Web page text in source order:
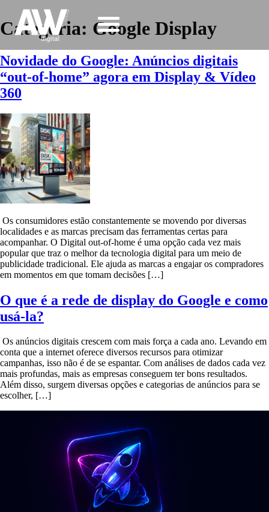
Categoria: Google Display
Novidade do Google: Anúncios digitais
“out-of-home” agora em Display & Vídeo
360
Os consumidores estão constantemente se movendo por diversas
localidades e as marcas precisam das ferramentas certas para
acompanhar. O Digital out-of-home é uma opção cada vez mais
popular que traz o melhor da tecnologia digital para um meio de
publicidade tradicional. Ele ajuda as marcas a engajar os compradores
em momentos em que tomam decisões […]
O que é a rede de display do Google e como
usá-la?
Os anúncios digitais crescem com mais força a cada ano. Levando em
conta que a internet oferece diversos recursos para otimizar
campanhas, isso não é de se espantar. Com análises de dados cada vez
mais profundas, mais as empresas conseguem ter bons resultados.
Além disso, surgem diversas opções e categorias de anúncios para se
escolher, […]